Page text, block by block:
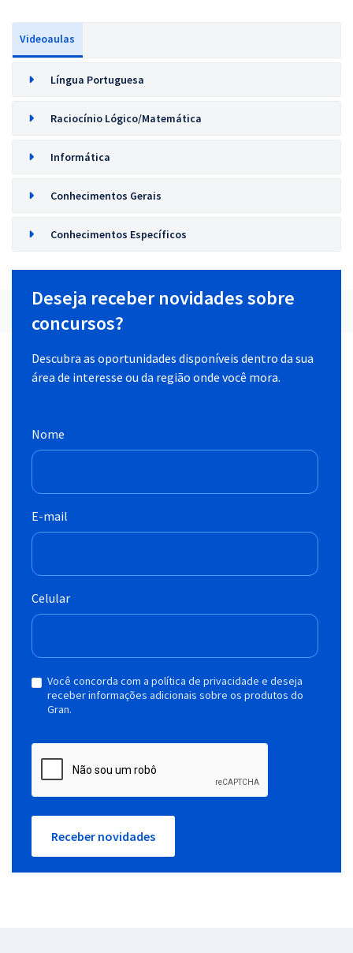
Videoaulas
Língua Portuguesa
Raciocínio Lógico/Matemática
Informática
Conhecimentos Gerais
Conhecimentos Específicos
Deseja receber novidades sobre
concursos?
Descubra as oportunidades disponíveis dentro da sua
área de interesse ou da região onde você mora.
Nome
E-mail
Celular
Você concorda com a política de privacidade e deseja
receber informações adicionais sobre os produtos do
Gran.
Receber novidades